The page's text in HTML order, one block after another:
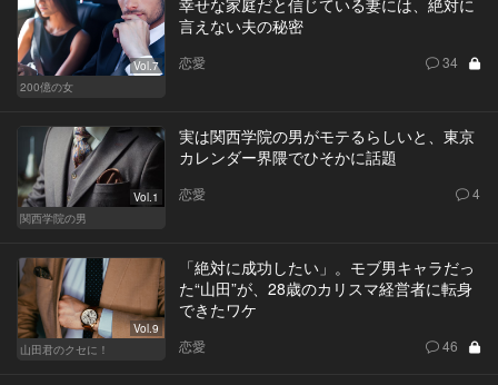
Vol.7
200億の女
言えない夫の秘密
恋愛 34
Vol.1
関西学院の男
実は関西学院の男がモテるらしいと、東京
カレンダー界隈でひそかに話題
恋愛 4
Vol.9
山田君のクセに！
「絶対に成功したい」。モブ男キャラだっ
た“山田”が、28歳のカリスマ経営者に転身
できたワケ
恋愛 46